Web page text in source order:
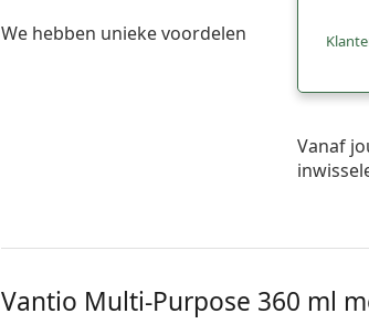
We hebben unieke voordelen
Vanaf
Vantio Multi-Purpose 360 ml